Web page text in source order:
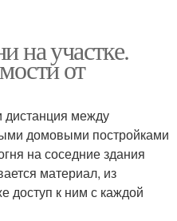
на участке.
от
дистанция между
домовыми постройками
на соседние здания
материал, из
доступ к ним с каждой